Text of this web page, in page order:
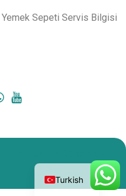
Yemek Sepeti Servis Bilgisi
Turkish